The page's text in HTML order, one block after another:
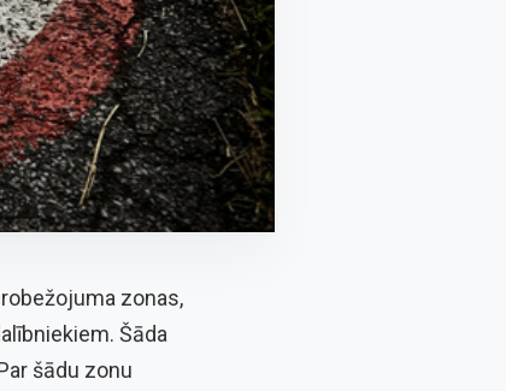
zonas,
Šāda
šādu zonu